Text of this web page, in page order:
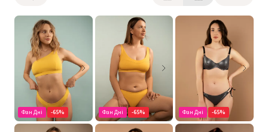
Фан Дні -65% Фан Дні -65% Фан Дні -65%